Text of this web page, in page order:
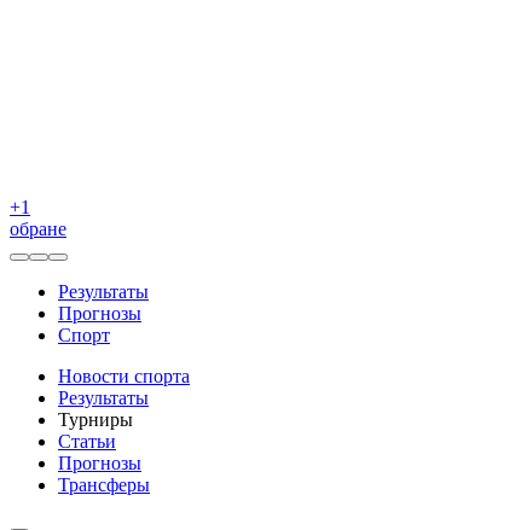
+1
обране
Результаты
Прогнозы
Спорт
Новости спорта
Результаты
Турниры
Статьи
Прогнозы
Трансферы